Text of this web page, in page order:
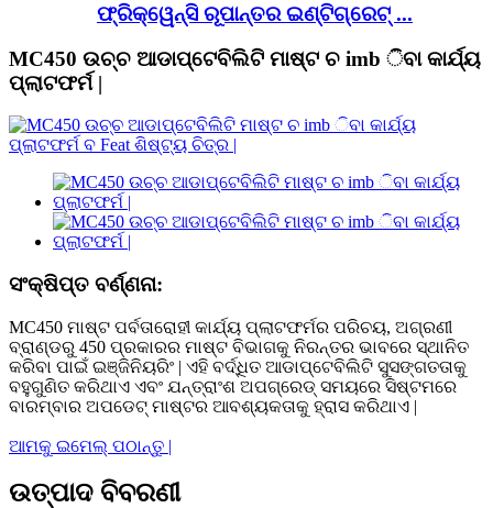
ଫ୍ରିକ୍ୱେନ୍ସି ରୂପାନ୍ତର ଇଣ୍ଟିଗ୍ରେଟ୍ ...
MC450 ଉଚ୍ଚ ଆଡାପ୍ଟେବିଲିଟି ମାଷ୍ଟ ଚ imb ିବା କାର୍ଯ୍ୟ
ପ୍ଲାଟଫର୍ମ |
ସଂକ୍ଷିପ୍ତ ବର୍ଣ୍ଣନା:
MC450 ମାଷ୍ଟ ପର୍ବତାରୋହୀ କାର୍ଯ୍ୟ ପ୍ଲାଟଫର୍ମର ପରିଚୟ, ଅଗ୍ରଣୀ
ବ୍ରାଣ୍ଡରୁ 450 ପ୍ରକାରର ମାଷ୍ଟ ବିଭାଗକୁ ନିରନ୍ତର ଭାବରେ ସ୍ଥାନିତ
କରିବା ପାଇଁ ଇଞ୍ଜିନିୟରିଂ | ଏହି ବର୍ଦ୍ଧିତ ଆଡାପ୍ଟେବିଲିଟି ସୁସଙ୍ଗତତାକୁ
ବହୁଗୁଣିତ କରିଥାଏ ଏବଂ ଯନ୍ତ୍ରାଂଶ ଅପଗ୍ରେଡ୍ ସମୟରେ ସିଷ୍ଟମରେ
ବାରମ୍ବାର ଅପଡେଟ୍ ମାଷ୍ଟର ଆବଶ୍ୟକତାକୁ ହ୍ରାସ କରିଥାଏ |
ଆମକୁ ଇମେଲ୍ ପଠାନ୍ତୁ |
ଉତ୍ପାଦ ବିବରଣୀ